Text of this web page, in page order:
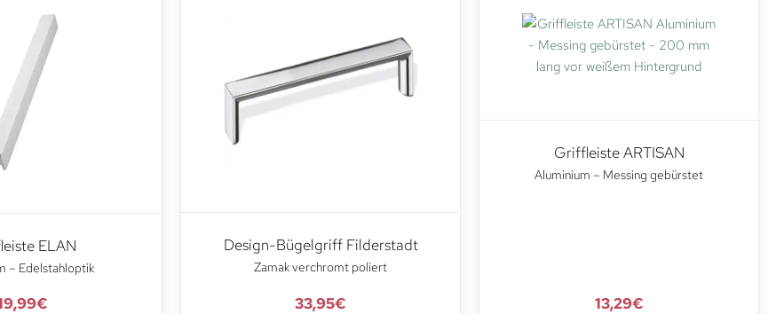
ELAN
– Edelstahloptik
€
Design-Bügelgriff Filderstadt
Zamak verchromt poliert
33,95€
Griffleiste ARTISAN
Aluminium – Messing gebürstet
13,29€